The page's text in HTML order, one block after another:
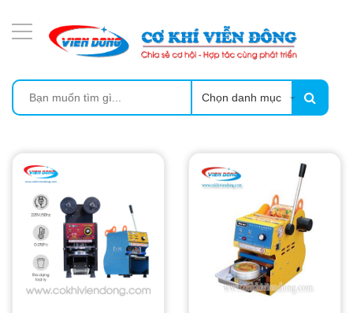
Chọn danh mục
MÁY SẤY THỰC PHẨM CÔNG NGHIỆP
MÁY ÉP MÍA TẠO BỌT
TỦ SẤY
LÒ SẤY
CẨM NANG